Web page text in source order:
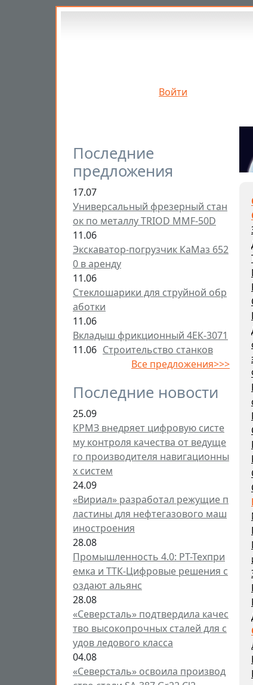
Перейти к основному содержанию
Войти
Последние
предложения
17.07
Универсальный фрезерный стан
ок по металлу TRIOD MMF-50D
11.06
Экскаватор-погрузчик КаМаз 652
0 в аренду
11.06
Стеклошарики для струйной обр
аботки
11.06
Вкладыш фрикционный 4ЕК-3071
11.06 Строительство станков
Все предложения>>>
Последние новости
25.09
КРМЗ внедряет цифровую систе
му контроля качества от ведуще
го производителя навигационны
х систем
24.09
«Вириал» разработал режущие п
ластины для нефтегазового маш
иностроения
28.08
Промышленность 4.0: РТ-Техпри
емка и ТТК-Цифровые решения с
оздают альянс
28.08
«Северсталь» подтвердила качес
тво высокопрочных сталей для с
удов ледового класса
04.08
«Северсталь» освоила производ